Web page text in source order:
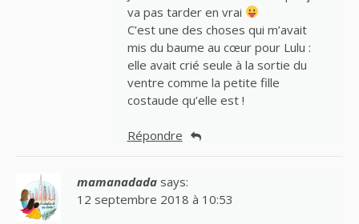
va pas tarder en vrai
C’est une des choses qui m’avait
mis du baume au cœur pour Lulu :
elle avait crié seule à la sortie du
ventre comme la petite fille
costaude qu’elle est !
Répondre
mamanadada says:
12 septembre 2018 à 10:53